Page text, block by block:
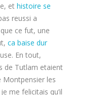
et histoire se
reussi a
ce fut, une
ca baise dur
En tout,
de Tutlam etaient
Montpensier les
me felicitais qu’il